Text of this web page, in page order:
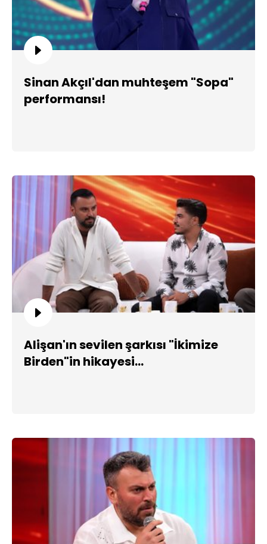
Sinan Akçıl'dan muhteşem "Sopa"
performansı!
Alişan'ın sevilen şarkısı "İkimize
Birden"in hikayesi...